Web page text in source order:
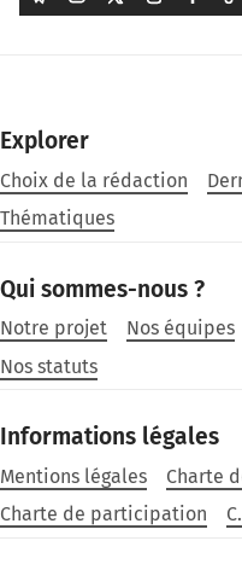
Explorer
Choix de la rédaction
Thématiques
Qui sommes-nous ?
Notre projet Nos équipes
Nos statuts
Informations légales
Mentions légales
Charte
Charte de participation